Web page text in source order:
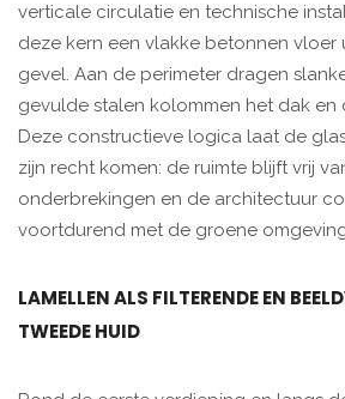
verticale circulatie en technische
deze kern een vlakke betonnen vloer
gevel. Aan de perimeter dragen
gevulde stalen kolommen het dak en
Deze constructieve logica laat de
zijn recht komen: de ruimte blijft vrij
onderbrekingen en de architectuur
voortdurend met de groene
LAMELLEN ALS FILTERENDE EN
TWEEDE HUID